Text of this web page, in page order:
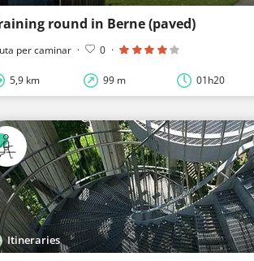
round in Berne (paved)
per caminar · 0 ·
5,9 km 99 m 01h20
Itineraries